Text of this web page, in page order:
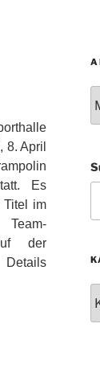
8. April
Es
Titel im
der